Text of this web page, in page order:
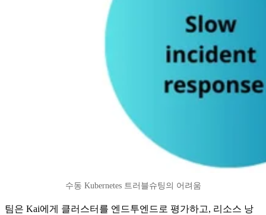
수동 Kubernetes 트러블슈팅의 어려움
팀은 Kai에게 클러스터를 엔드투엔드로 평가하고, 리소스 낭